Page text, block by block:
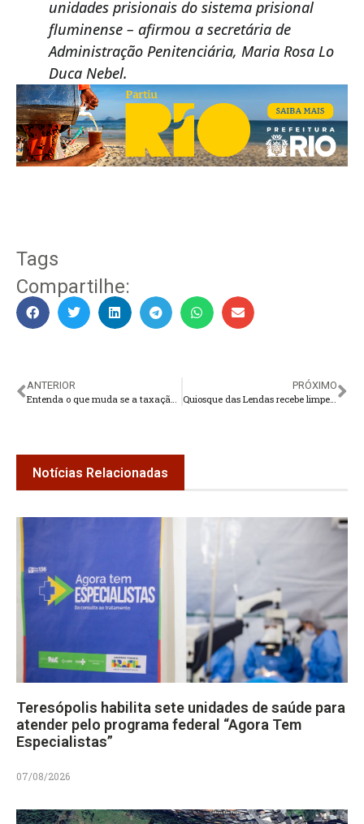
unidades prisionais do sistema prisional
fluminense – afirmou a secretária de
Administração Penitenciária, Maria Rosa Lo
Duca Nebel.
Tags
Compartilhe:
ANTERIOR
Entenda o que muda se a taxação de compras até US$ 50 for aprovada
PRÓXIMO
Quiosque das Lendas recebe limpeza e plantio de árvores
Notícias Relacionadas
Teresópolis habilita sete unidades de saúde para
atender pelo programa federal “Agora Tem
Especialistas”
07/08/2026